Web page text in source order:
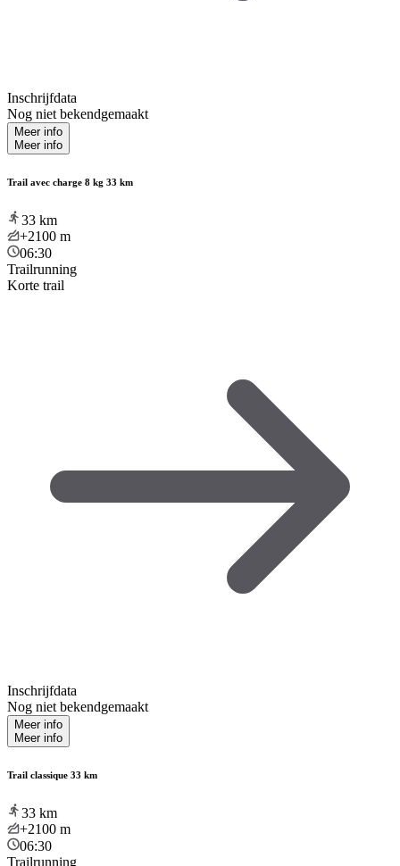
Inschrijfdata
Nog niet bekendgemaakt
Meer info
Meer info
Trail avec charge 8 kg 33 km
33 km
+2100 m
06:30
Trailrunning
Korte trail
Inschrijfdata
Nog niet bekendgemaakt
Meer info
Meer info
Trail classique 33 km
33 km
+2100 m
06:30
Trailrunning